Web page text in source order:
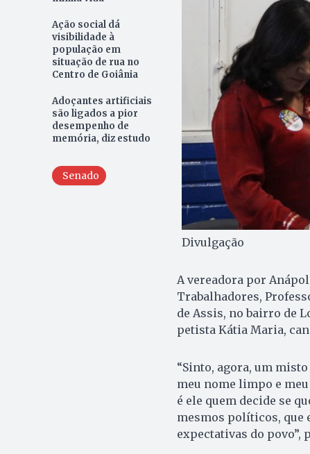
Ação social dá
visibilidade à
população em
situação de rua no
Centro de Goiânia
Adoçantes artificiais
são ligados a pior
desempenho de
memória, diz estudo
Senado
Divulgação
A vereadora por
Trabalhadores,
de Assis, no bairro de
petista Kátia Maria,
“Sinto, agora, um
meu nome limpo e
é ele quem decide se
mesmos políticos, que
expectativas do povo”,